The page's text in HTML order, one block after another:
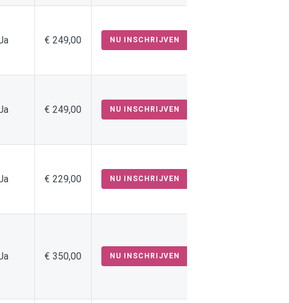
€ 249,00 NU INSCHRIJVEN
€ 249,00 NU INSCHRIJVEN
€ 229,00 NU INSCHRIJVEN
€ 350,00 NU INSCHRIJVEN